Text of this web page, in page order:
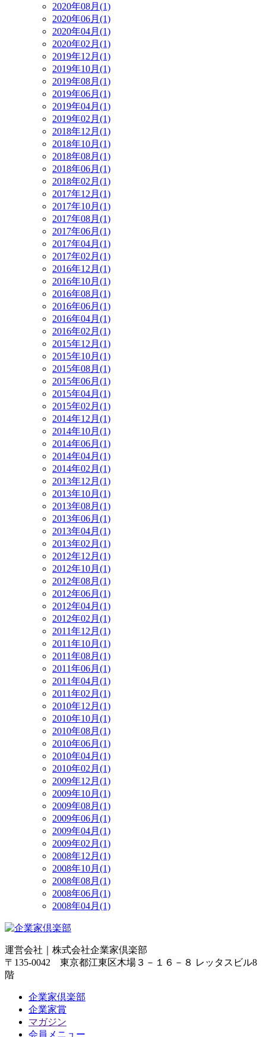
2020年08月(1)
2020年06月(1)
2020年04月(1)
2020年02月(1)
2019年12月(1)
2019年10月(1)
2019年08月(1)
2019年06月(1)
2019年04月(1)
2019年02月(1)
2018年12月(1)
2018年10月(1)
2018年08月(1)
2018年06月(1)
2018年02月(1)
2017年12月(1)
2017年10月(1)
2017年08月(1)
2017年06月(1)
2017年04月(1)
2017年02月(1)
2016年12月(1)
2016年10月(1)
2016年08月(1)
2016年06月(1)
2016年04月(1)
2016年02月(1)
2015年12月(1)
2015年10月(1)
2015年08月(1)
2015年06月(1)
2015年04月(1)
2015年02月(1)
2014年12月(1)
2014年10月(1)
2014年06月(1)
2014年04月(1)
2014年02月(1)
2013年12月(1)
2013年10月(1)
2013年08月(1)
2013年06月(1)
2013年04月(1)
2013年02月(1)
2012年12月(1)
2012年10月(1)
2012年08月(1)
2012年06月(1)
2012年04月(1)
2012年02月(1)
2011年12月(1)
2011年10月(1)
2011年08月(1)
2011年06月(1)
2011年04月(1)
2011年02月(1)
2010年12月(1)
2010年10月(1)
2010年08月(1)
2010年06月(1)
2010年04月(1)
2010年02月(1)
2009年12月(1)
2009年10月(1)
2009年08月(1)
2009年06月(1)
2009年04月(1)
2009年02月(1)
2008年12月(1)
2008年10月(1)
2008年08月(1)
2008年06月(1)
2008年04月(1)
運営会社｜ 株式会社企業家倶楽部
〒135-0042 東京都江東区木場３－１６－８ レッタスビル8
階
企業家倶楽部
企業家賞
マガジン
会員メニュー